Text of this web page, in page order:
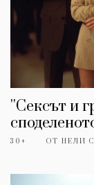
''Сексът и
30+ ОТ НЕЛИ